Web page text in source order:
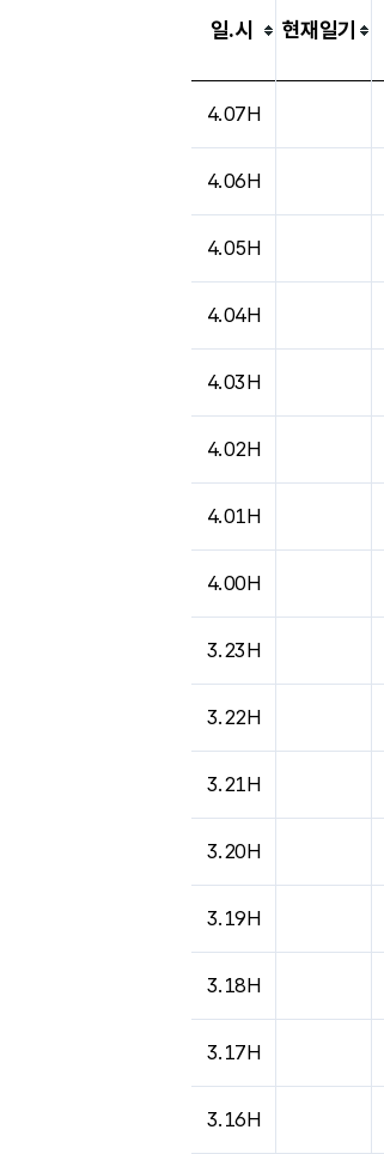
일.시 현재일기
4.07H
4.06H
4.05H
4.04H
4.03H
4.02H
4.01H
4.00H
3.23H
3.22H
3.21H
3.20H
3.19H
3.18H
3.17H
3.16H